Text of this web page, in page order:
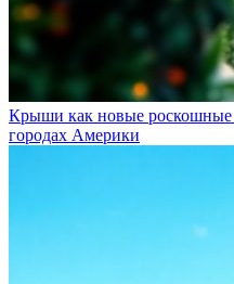
Крыши как новые роскошные
городах Америки